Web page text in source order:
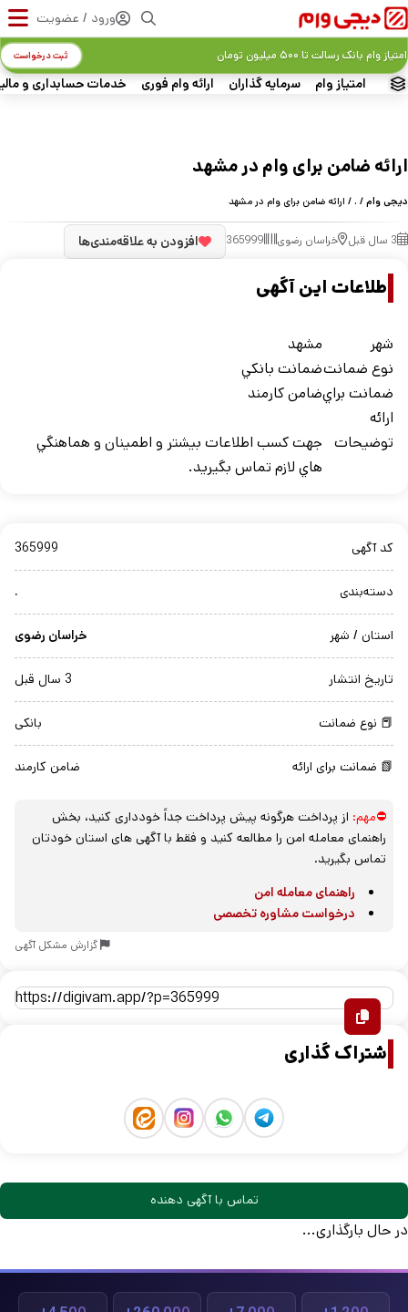
ورود / عضویت
امتیاز وام سرمایه گذاران ارائه وام فوری خدمات حسابداری و
امتیاز وام بانک رسالت تا ۵۰۰ میلیون تومان ثبت درخواست
ارائه ضامن برای وام در مشهد
دیجی وام/
. / ارائه ضامن برای وام در مشهد
3 سال قبل خراسان رضوی 365999 افزودن به علاقه‌مندی‌ها
اطلاعات این آگهی
شهر
مشهد
نوع ضمانتضمانت بانکي
ضمانت براي
ارائه
ضامن کارمند
توضیحات
جهت کسب اطلاعات بيشتر و اطمينان و هماهنگي
هاي لازم تماس بگيريد.
کد آگهی 365999
دسته‌بندی .
استان / شهر خراسان رضوی
تاریخ انتشار 3 سال قبل
📕 نوع ضمانت بانکی
📗 ضمانت برای ارائه ضامن کارمند
⛔مهم: از پرداخت هرگونه پیش پرداخت جداً خودداری کنید، بخش
راهنمای معامله امن را مطالعه کنید و فقط با آگهی های استان خودتان
تماس بگیرید.
راهنمای معامله امن
درخواست مشاوره تخصصی
گزارش مشکل آگهی
اشتراک گذاری
تماس با آگهی دهنده
در حال بارگذاری...